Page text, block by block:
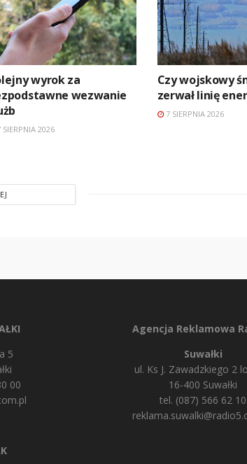
wyrok za
wezwanie
2026
Czy wojskowy
zerwał linię
7 SIERPNIA 2026
5
00
Agencja Reklamowa
Suwałki
ul. Ks J. Zawadzkiego 2
16-400 Suwałki
tel. (087) 566 62 10